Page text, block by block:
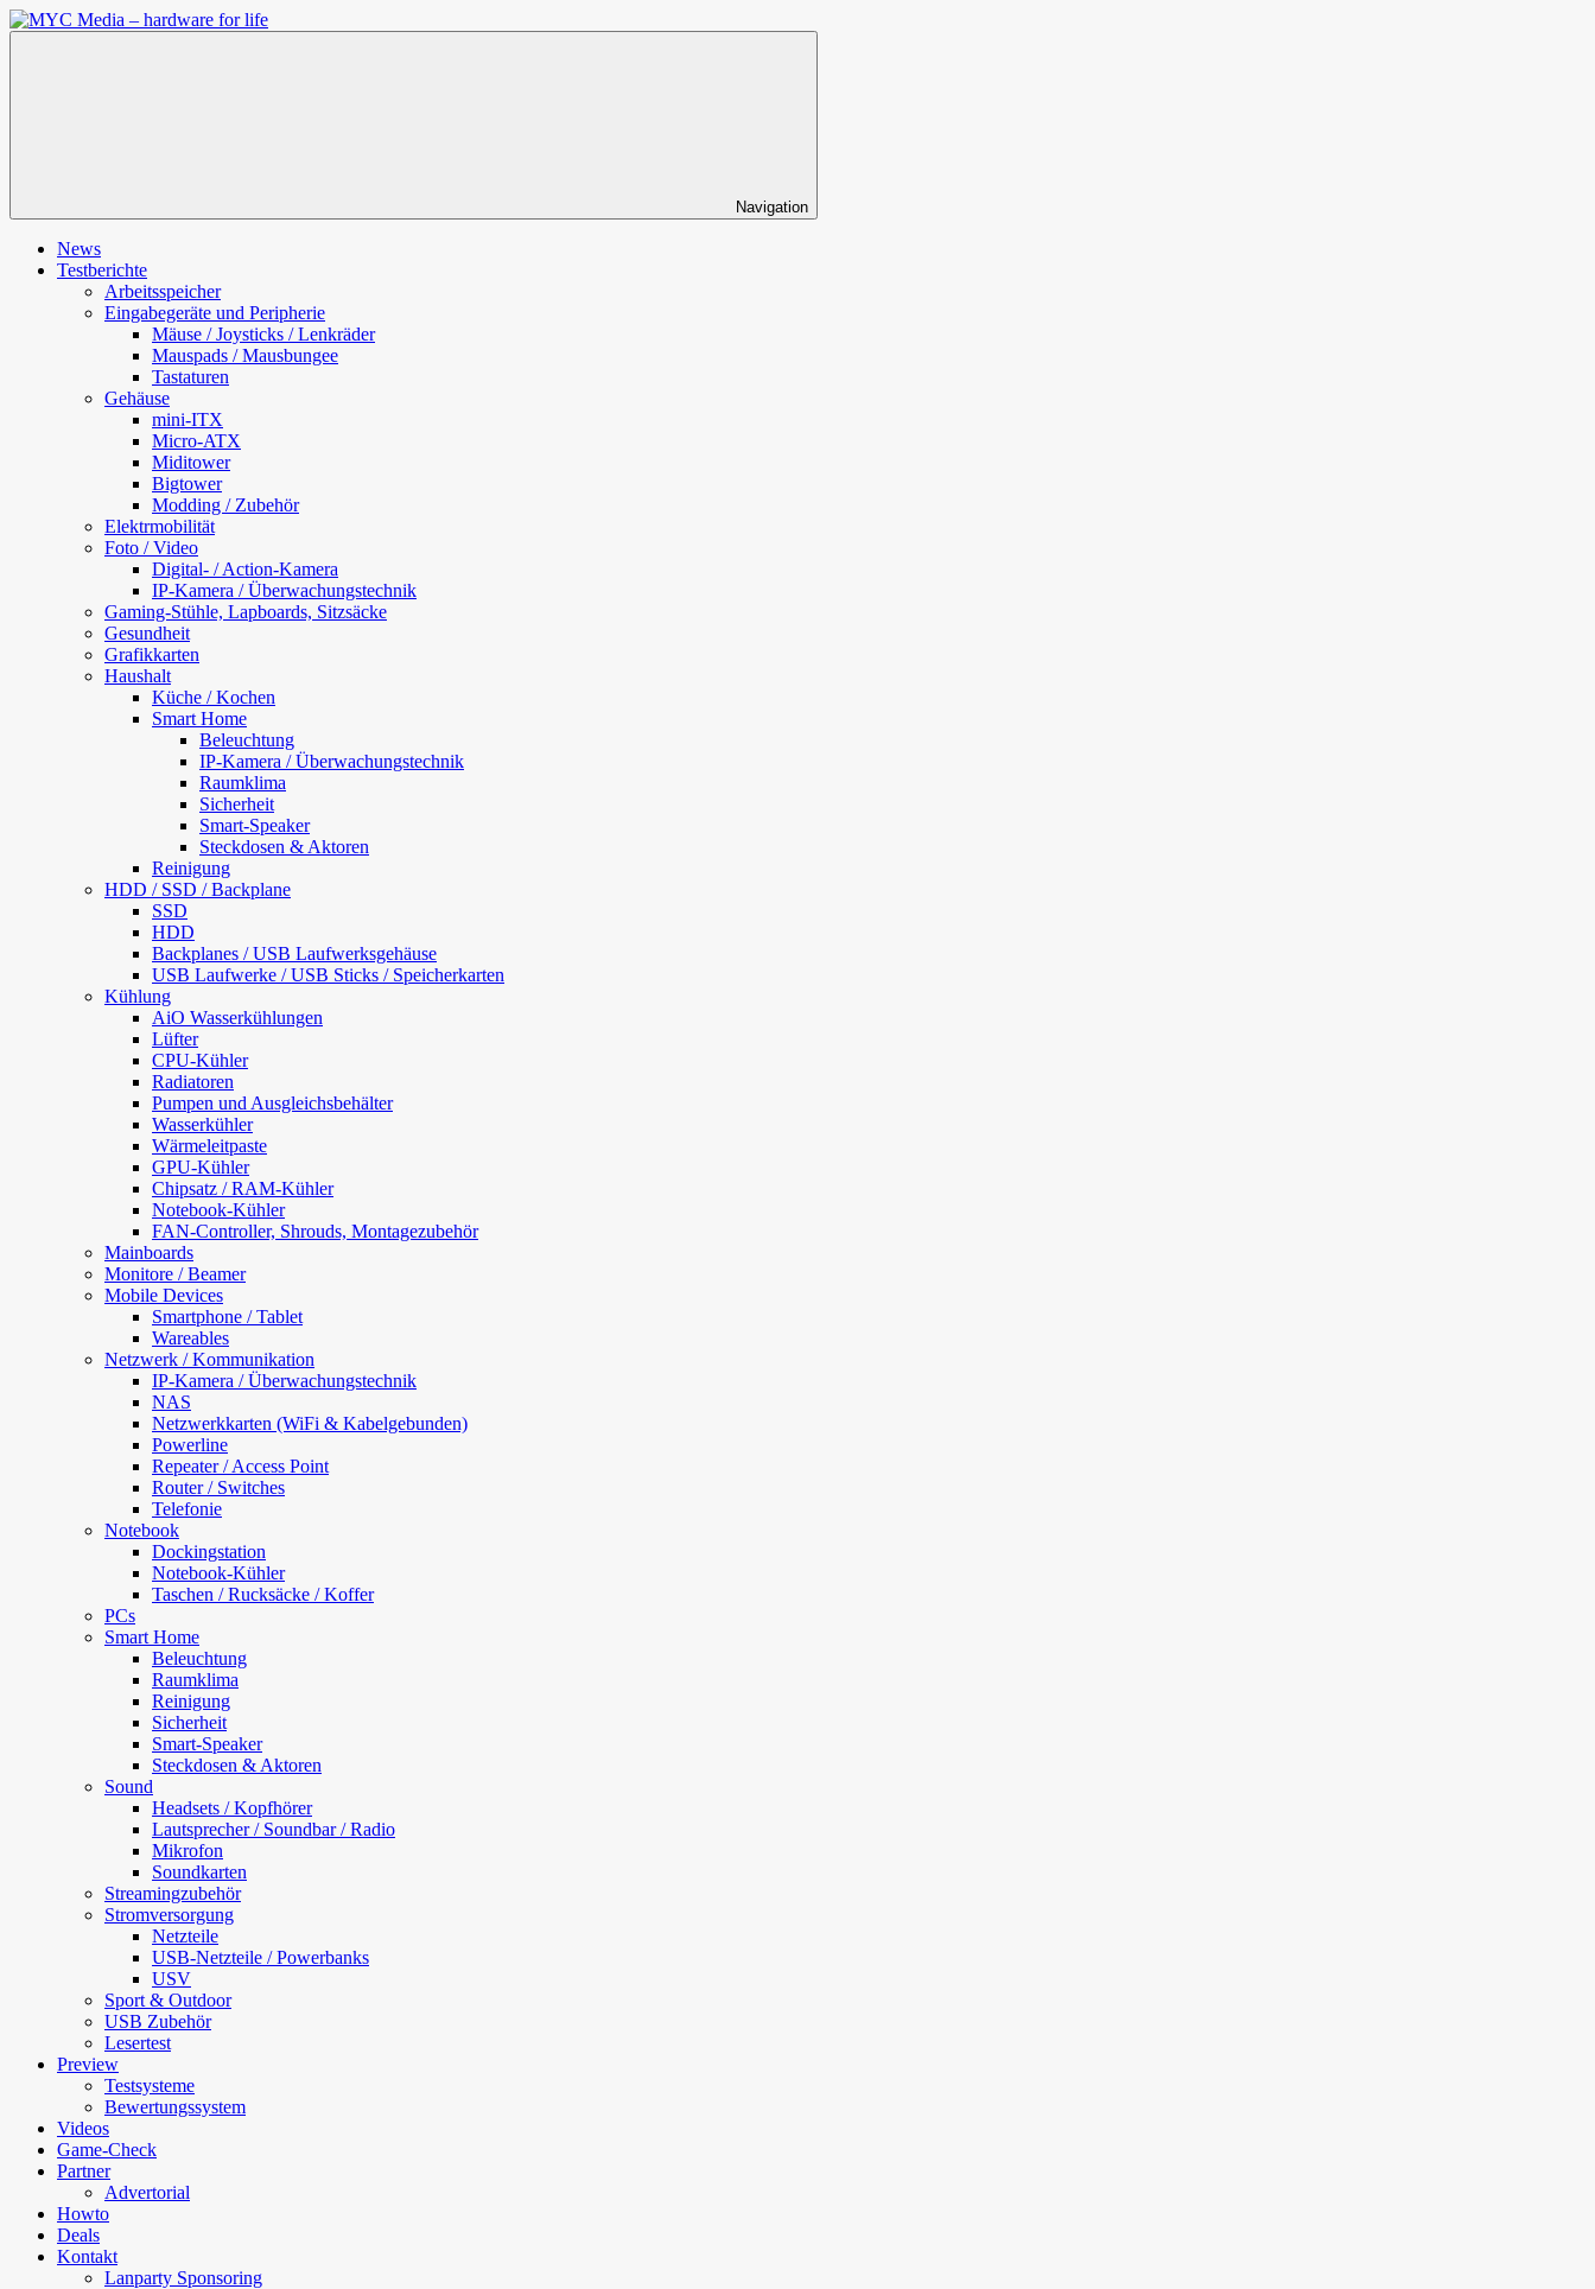
Zum
Inhalt
Navigation
News
Testberichte
Arbeitsspeicher
Eingabegeräte und Peripherie
Mäuse / Joysticks / Lenkräder
Mauspads / Mausbungee
Tastaturen
Gehäuse
mini-ITX
Micro-ATX
Miditower
Bigtower
Modding / Zubehör
Elektrmobilität
Foto / Video
Digital- / Action-Kamera
IP-Kamera / Überwachungstechnik
Gaming-Stühle, Lapboards, Sitzsäcke
Gesundheit
Grafikkarten
Haushalt
Küche / Kochen
Smart Home
Beleuchtung
IP-Kamera / Überwachungstechnik
Raumklima
Sicherheit
Smart-Speaker
Steckdosen & Aktoren
Reinigung
HDD / SSD / Backplane
SSD
HDD
Backplanes / USB Laufwerksgehäuse
USB Laufwerke / USB Sticks / Speicherkarten
Kühlung
AiO Wasserkühlungen
Lüfter
CPU-Kühler
Radiatoren
Pumpen und Ausgleichsbehälter
Wasserkühler
Wärmeleitpaste
GPU-Kühler
Chipsatz / RAM-Kühler
Notebook-Kühler
FAN-Controller, Shrouds, Montagezubehör
Mainboards
Monitore / Beamer
Mobile Devices
Smartphone / Tablet
Wareables
Netzwerk / Kommunikation
IP-Kamera / Überwachungstechnik
NAS
Netzwerkkarten (WiFi & Kabelgebunden)
Powerline
Repeater / Access Point
Router / Switches
Telefonie
Notebook
Dockingstation
Notebook-Kühler
Taschen / Rucksäcke / Koffer
PCs
Smart Home
Beleuchtung
Raumklima
Reinigung
Sicherheit
Smart-Speaker
Steckdosen & Aktoren
Sound
Headsets / Kopfhörer
Lautsprecher / Soundbar / Radio
Mikrofon
Soundkarten
Streamingzubehör
Stromversorgung
Netzteile
USB-Netzteile / Powerbanks
USV
Sport & Outdoor
USB Zubehör
Lesertest
Preview
Testsysteme
Bewertungssystem
Videos
Game-Check
Partner
Advertorial
Howto
Deals
Kontakt
Lanparty Sponsoring